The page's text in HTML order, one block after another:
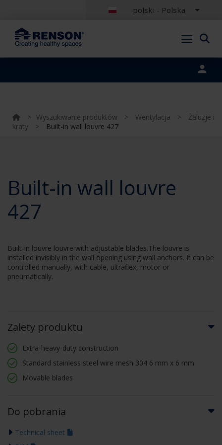
polski - Polska
> Wyszukiwanie produktów > Wentylacja >
Żaluzje i
kraty
> Built-in wall louvre 427
Built-in wall louvre
427
Built-in louvre louvre with adjustable blades.The louvre is
installed invisibly in the wall opening using wall anchors. It can be
controlled manually, with cable, ultraflex, motor or
pneumatically.
Zalety produktu
Extra-heavy-duty construction
Standard stainless steel wire mesh 304 6 mm x 6 mm
Movable blades
Do pobrania
Technical sheet